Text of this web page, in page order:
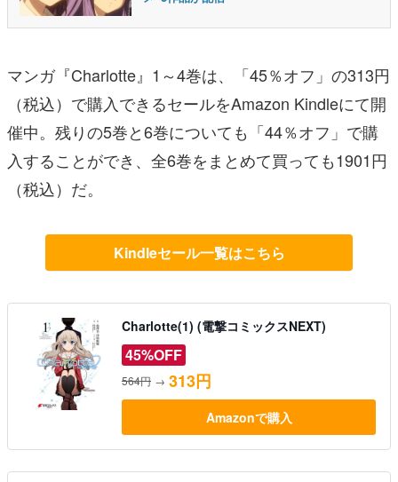
マンガ『Charlotte』1～4巻は、「45％オフ」の313円
（税込）で購入できるセールをAmazon Kindleにて開
催中。残りの5巻と6巻についても「44％オフ」で購
入することができ、全6巻をまとめて買っても1901円
（税込）だ。
Kindleセール一覧はこちら
Charlotte(1) (電撃コミックスNEXT)
45%OFF
564円 → 313円
Amazonで購入